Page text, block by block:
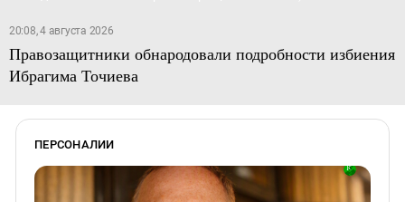
20:08, 4 августа 2026
Правозащитники обнародовали подробности избиения
Ибрагима Точиева
ПЕРСОНАЛИИ